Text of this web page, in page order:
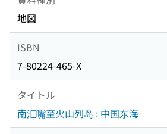
地図
ISBN
7-80224-465-X
タイトル
南汇嘴至火山列岛 : 中国东海